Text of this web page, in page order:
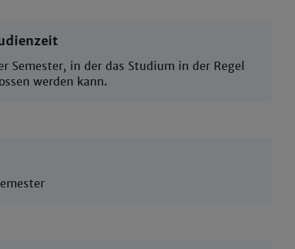
Semester, in der das Studium in der Regel
werden kann.